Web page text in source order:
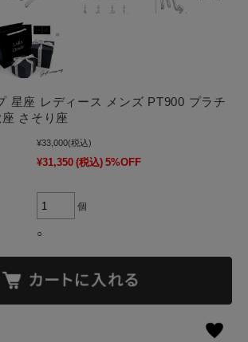
星座 レディース メンズ PT900 プラチ
さそり座
¥33,000(税込)
¥31,350 (税込) 5%OFF
個
○